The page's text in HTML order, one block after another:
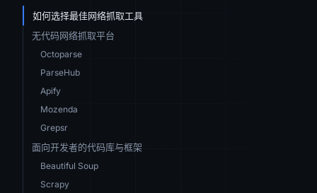
如何选择最佳网络抓取工具
无代码网络抓取平台
Octoparse
ParseHub
Apify
Mozenda
Grepsr
面向开发者的代码库与框架
Beautiful Soup
Scrapy